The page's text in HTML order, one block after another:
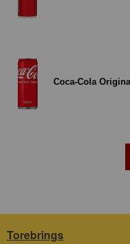
Coca-Cola
Torebrings